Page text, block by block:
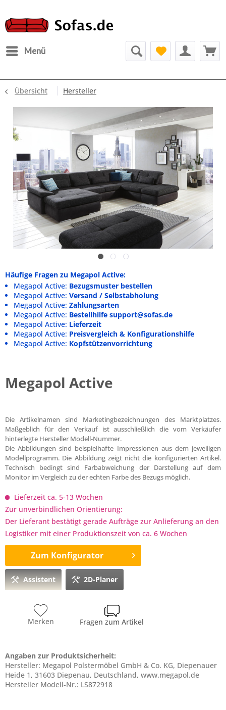
Menü
Übersicht Hersteller
Häufige Fragen zu Megapol Active:
Megapol Active: Bezugsmuster bestellen
Megapol Active: Versand / Selbstabholung
Megapol Active: Zahlungsarten
Megapol Active: Bestellhilfe support@sofas.de
Megapol Active: Lieferzeit
Megapol Active: Preisvergleich & Konfigurationshilfe
Megapol Active: Kopfstützenvorrichtung
Megapol Active
Die Artikelnamen sind Marketingbezeichnungen des Marktplatzes.
Maßgeblich für den Verkauf ist ausschließlich die vom Verkäufer
hinterlegte Hersteller Modell-Nummer.
Die Abbildungen sind beispielhafte Impressionen aus dem jeweiligen
Modellprogramm. Die Abbildung zeigt nicht die konfigurierten Artikel.
Technisch bedingt sind Farbabweichung der Darstellung auf dem
Monitor im Vergleich zu der echten Farbe des Bezugs möglich.
Lieferzeit ca. 5-13 Wochen
Zur unverbindlichen Orientierung:
Der Lieferant bestätigt gerade Aufträge zur Anlieferung an den
Logistiker mit einer Produktionszeit von ca. 6 Wochen
Zum Konfigurator
Assistent 2D-Planer
Merken Fragen zum Artikel
Angaben zur Produktsicherheit:
Hersteller: Megapol Polstermöbel GmbH & Co. KG, Diepenauer
Heide 1, 31603 Diepenau, Deutschland, www.megapol.de
Hersteller Modell-Nr.: LS872918